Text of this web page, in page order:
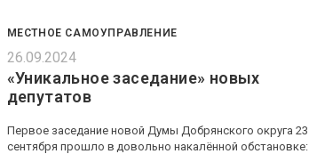
МЕСТНОЕ САМОУПРАВЛЕНИЕ
26.09.2024
«Уникальное заседание» новых
депутатов
Первое заседание новой Думы Добрянского округа 23
сентября прошло в довольно накалённой обстановке: